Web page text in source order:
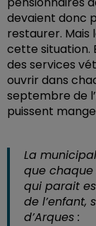
devaient donc
restaurer.
cette situation.
des services
ouvrir dans
septembre de
puissent
La
que chaque
qui parait
de l’enfant,
d’Arques :